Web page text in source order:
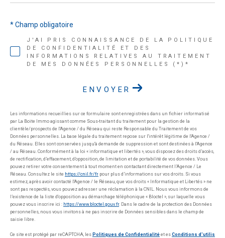
J'AI PRIS CONNAISSANCE DE LA POLITIQUE
DE CONFIDENTIALITÉ ET DES
INFORMATIONS RELATIVES AU TRAITEMENT
DE MES DONNÉES PERSONNELLES (*)*
* Champ obligatoire
ENVOYER
Les informations recueillies sur ce formulaire sont enregistrées dans un fichier informatisé
par La Boite Immo agissant comme Sous-traitant du traitement pour la gestion de la
clientèle/prospects de l'Agence / du Réseau qui reste Responsable du Traitement de vos
Données personnelles. La base légale du traitement repose sur l'intérêt légitime de l'Agence /
du Réseau. Elles sont conservées jusqu'à demande de suppression et sont destinées à l'Agence
/ au Réseau. Conformément à la loi « informatique et libertés », vous disposez des droits d’accès,
de rectification, d’effacement, d’opposition, de limitation et de portabilité de vos données. Vous
pouvez retirer votre consentement à tout moment en contactant directement l’Agence / Le
Réseau. Consultez le site https://cnil.fr/fr pour plus d’informations sur vos droits. Si vous
estimez, après avoir contacté l'Agence / le Réseau, que vos droits « Informatique et Libertés » ne
sont pas respectés, vous pouvez adresser une réclamation à la CNIL. Nous vous informons de
l’existence de la liste d'opposition au démarchage téléphonique « Bloctel », sur laquelle vous
pouvez vous inscrire ici : https://www.bloctel.gouv.fr. Dans le cadre de la protection des Données
personnelles, nous vous invitons à ne pas inscrire de Données sensibles dans le champ de
saisie libre.
Ce site est protégé par reCAPTCHA, les Politiques de Confidentialité et es Conditions d'utilis